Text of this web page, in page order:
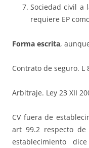
Sociedad civil a
requiere EP
Forma escrita,
Contrato de seguro. L
Arbitraje. Ley 23 XII
CV fuera de
art 99.2 respecto
establecimiento